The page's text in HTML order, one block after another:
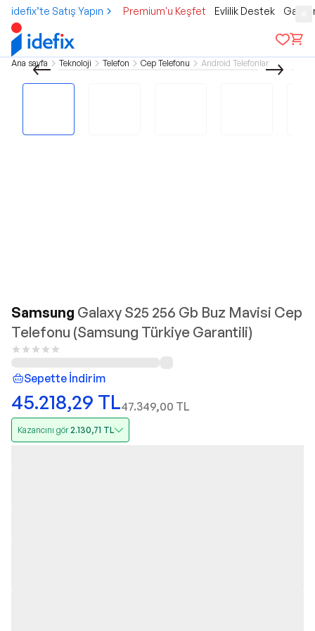
idefix’te Satış Yapın Premium'u Keşfet Evlilik Destek
Ana sayfa Teknoloji Telefon Cep Telefonu Android Telefonlar
Samsung Galaxy S25 256 Gb Buz Mavisi Cep
Telefonu (Samsung Türkiye Garantili)
Sepette İndirim
45.218,29 TL47.349,00 TL
Kazancını gör2.130,71 TL